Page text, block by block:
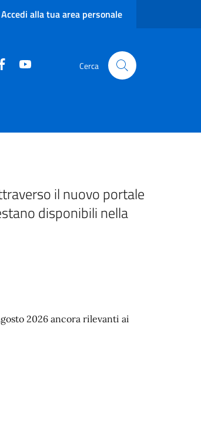
Accedi alla tua area personale
Facebook Cerca
il nuovo portale
disponibili nella
2026 ancora rilevanti ai